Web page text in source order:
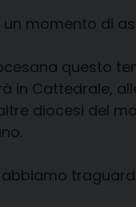
momento di
questo
in Cattedrale,
diocesi del